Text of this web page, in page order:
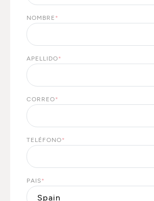
NOMBRE *
APELLIDO*
CORREO*
TELÉFONO*
PAIS*